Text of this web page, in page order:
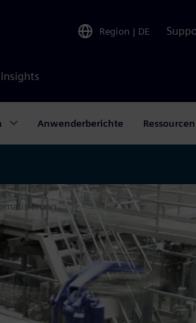
Region | DE
Anwenderberichte Ressourcen